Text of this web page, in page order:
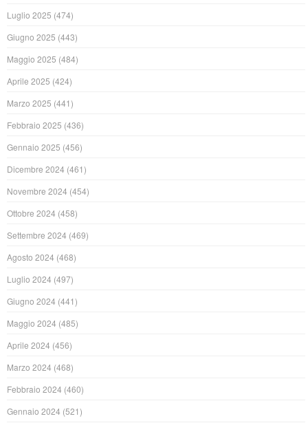
Luglio 2025 (474)
Giugno 2025 (443)
Maggio 2025 (484)
Aprile 2025 (424)
Marzo 2025 (441)
Febbraio 2025 (436)
Gennaio 2025 (456)
Dicembre 2024 (461)
Novembre 2024 (454)
Ottobre 2024 (458)
Settembre 2024 (469)
Agosto 2024 (468)
Luglio 2024 (497)
Giugno 2024 (441)
Maggio 2024 (485)
Aprile 2024 (456)
Marzo 2024 (468)
Febbraio 2024 (460)
Gennaio 2024 (521)